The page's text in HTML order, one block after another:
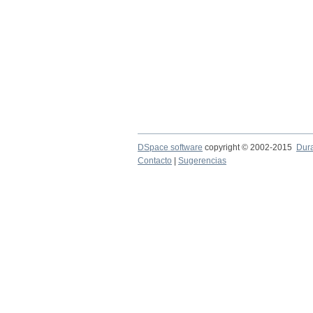
DSpace software copyright © 2002-2015
Contacto
Sugerencias